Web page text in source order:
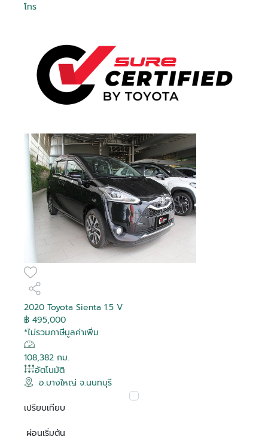
โทร
2020 Toyota Sienta 1.5 V
฿ 495,000
*ไม่รวมภาษีมูลค่าเพิ่ม
108,382 กม.
อัตโนมัติ
อ.บางใหญ่ จ.นนทบุรี
เปรียบเทียบ
ผ่อนเริ่มต้น